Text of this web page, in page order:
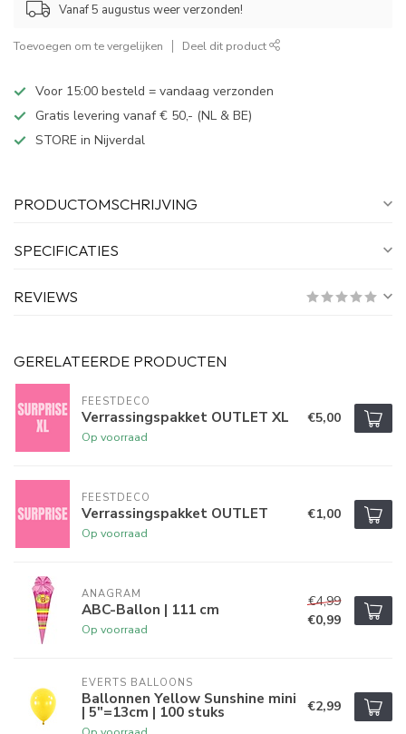
Vanaf 5 augustus weer verzonden!
Toevoegen om te vergelijken Deel dit product
Voor 15:00 besteld = vandaag verzonden
Gratis levering vanaf € 50,- (NL & BE)
STORE in Nijverdal
PRODUCTOMSCHRIJVING
SPECIFICATIES
REVIEWS
GERELATEERDE PRODUCTEN
FEESTDECO
Verrassingspakket OUTLET XL
Op voorraad
€5,00
FEESTDECO
Verrassingspakket OUTLET
Op voorraad
€1,00
ANAGRAM
ABC-Ballon | 111 cm
Op voorraad
€4,99
€0,99
EVERTS BALLOONS
Ballonnen Yellow Sunshine mini
| 5"=13cm | 100 stuks €2,99